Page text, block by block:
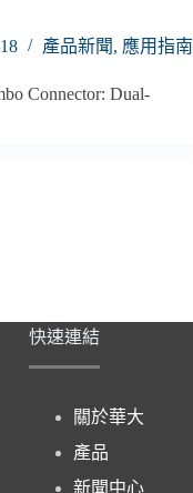
產品新聞, 應用指南
Connector: Dual-
快速連結
關於華大
產品
新聞中心